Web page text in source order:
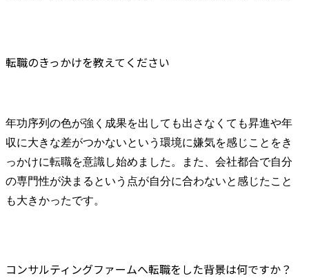
転職のきっかけを教えてください
年功序列の色が強く成果を出しても出さなくても昇進や年
収に大きな差がつかないという環境に嫌気を感じことをき
っかけに転職を意識し始めました。また、会社都合で自分
の専門性が決まるという点が自分に合わないと感じたこと
も大きかったです。
コンサルティングファームへ転職をした背景は何ですか？